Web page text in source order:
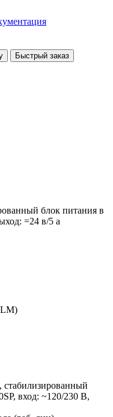
Быстрый заказ
блок питания в
=24 в/5 а
вход: ~120/230 В,